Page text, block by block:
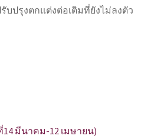
บปรุงตกแต่งต่อเติมที่ยังไม่ลงตัว
มีนาคม-12 เมษายน)